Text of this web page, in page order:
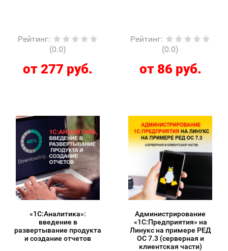
Рейтинг:
(0.0)
от 277 руб.
Рейтинг:
(0.0)
от 86 руб.
«1С:Аналитика»:
введение в
развертывание продукта
и создание отчетов
Администрирование
«1С:Предприятия» на
Линукс на примере РЕД
ОС 7.3 (серверная и
клиентская части)